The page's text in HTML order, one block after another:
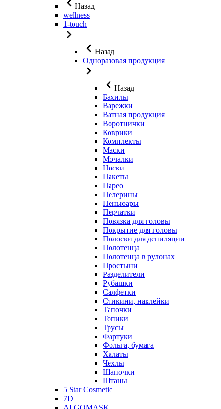
Назад
wellness
1-touch
Назад
Одноразовая продукция
Назад
Бахилы
Варежки
Ватная продукция
Воротнички
Коврики
Комплекты
Маски
Мочалки
Носки
Пакеты
Парео
Пелерины
Пеньюары
Перчатки
Повязка для головы
Покрытие для головы
Полоски для депиляции
Полотенца
Полотенца в рулонах
Простыни
Разделители
Рубашки
Салфетки
Стикини, наклейки
Тапочки
Топики
Трусы
Фартуки
Фольга, бумага
Халаты
Чехлы
Шапочки
Штаны
5 Star Cosmetic
7D
ALGOMASK